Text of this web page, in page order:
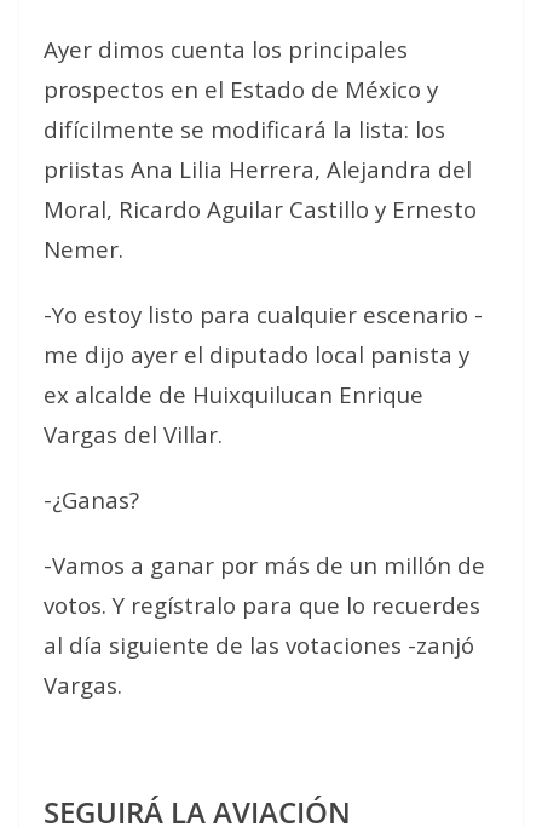
Ayer dimos cuenta los principales
prospectos en el Estado de México y
difícilmente se modificará la lista: los
priistas Ana Lilia Herrera, Alejandra del
Moral, Ricardo Aguilar Castillo y Ernesto
Nemer.
-Yo estoy listo para cualquier escenario -
me dijo ayer el diputado local panista y
ex alcalde de Huixquilucan Enrique
Vargas del Villar.
-¿Ganas?
-Vamos a ganar por más de un millón de
votos. Y regístralo para que lo recuerdes
al día siguiente de las votaciones -zanjó
Vargas.
SEGUIRÁ LA AVIACIÓN